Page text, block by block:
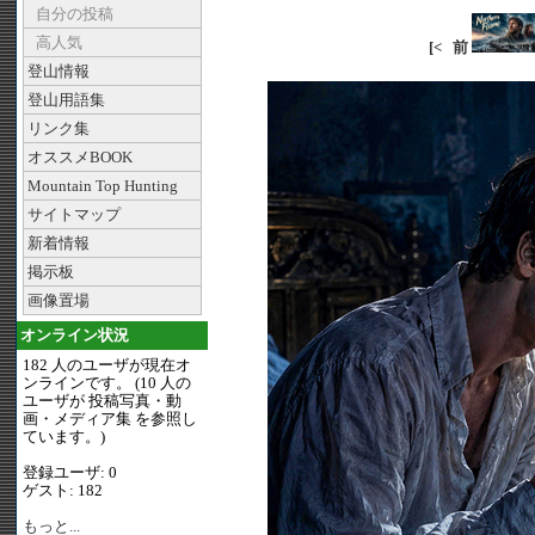
自分の投稿
高人気
登山情報
登山用語集
リンク集
オススメBOOK
Mountain Top Hunting
サイトマップ
新着情報
掲示板
画像置場
オンライン状況
182 人のユーザが現在オ
ンラインです。 (10 人の
ユーザが 投稿写真・動
画・メディア集 を参照し
ています。)
登録ユーザ: 0
ゲスト: 182
もっと...
[< 前